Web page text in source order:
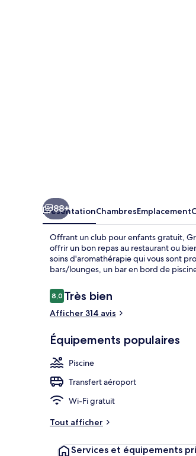
88+
PrésentationChambresEmplacement
Offrant un club pour enfants gratuit,
offrir un bon repas au restaurant ou
soins d'aromathérapie qui vous sont
bars/lounges, un bar en bord de
Avis
voyageurs
8,08,0 sur 10
Très bien
Afficher 314 avis
Équipements populaires
Piscine
Transfert aéroport
Wi-Fi gratuit
Tout afficher
Services et équipements